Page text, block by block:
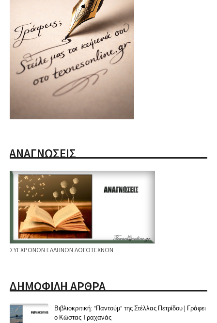
ΑΝΑΓΝΩΣΕΙΣ
ΣΥΓΧΡΟΝΩΝ ΕΛΛΗΝΩΝ ΛΟΓΟΤΕΧΝΩΝ
ΔΗΜΟΦΙΛΗ ΑΡΘΡΑ
Βιβλιοκριτική: "Παντούμ" της Στέλλας Πετρίδου | Γράφει
ο Κώστας Τραχανάς